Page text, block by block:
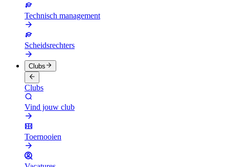
Technisch management
Scheidsrechters
Clubs
Clubs
Vind jouw club
Toernooien